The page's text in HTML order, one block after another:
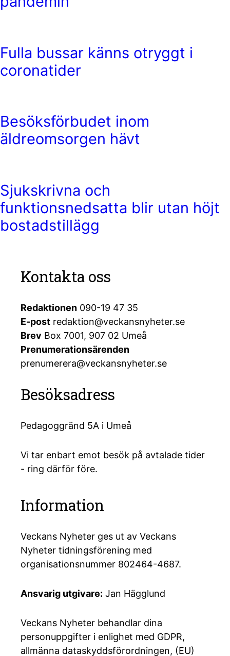
Fulla bussar känns otryggt i
coronatider
Besöksförbudet inom
äldreomsorgen hävt
Sjukskrivna och
funktionsnedsatta blir utan höjt
bostadstillägg
Kontakta oss
Redaktionen 090-19 47 35
E-post redaktion@veckansnyheter.se
Brev Box 7001, 907 02 Umeå
Prenumerationsärenden
prenumerera@veckansnyheter.se
Besöksadress
Pedagoggränd 5A i Umeå
Vi tar enbart emot besök på avtalade tider
- ring därför före.
Information
Veckans Nyheter ges ut av Veckans
Nyheter tidningsförening med
organisationsnummer 802464-4687.
Ansvarig utgivare: Jan Hägglund
Veckans Nyheter behandlar dina
personuppgifter i enlighet med GDPR,
allmänna dataskyddsförordningen, (EU)